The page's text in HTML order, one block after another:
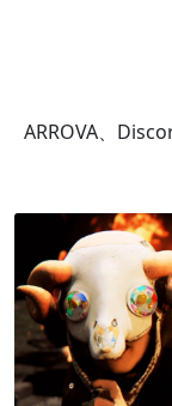
ARROVA、